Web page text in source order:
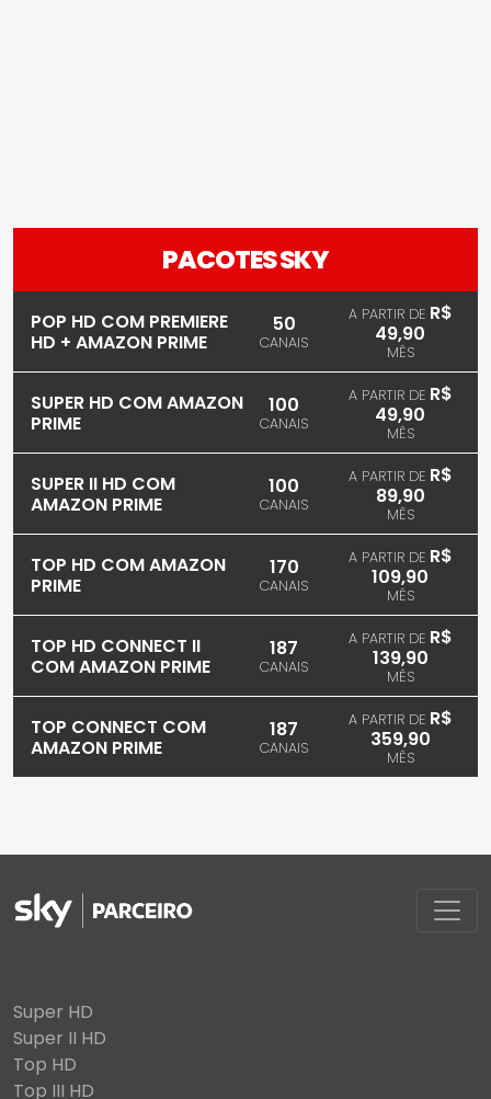
PACOTES SKY
POP HD COM PREMIERE
HD + AMAZON PRIME
50
CANAIS
A PARTIR DE R$
49,90
MÊS
SUPER HD COM AMAZON
PRIME
100
CANAIS
A PARTIR DE R$
49,90
MÊS
SUPER II HD COM
AMAZON PRIME
100
CANAIS
A PARTIR DE R$
89,90
MÊS
TOP HD COM AMAZON
PRIME
170
CANAIS
A PARTIR DE R$
109,90
MÊS
TOP HD CONNECT II
COM AMAZON PRIME
187
CANAIS
A PARTIR DE R$
139,90
MÊS
TOP CONNECT COM
AMAZON PRIME
187
CANAIS
A PARTIR DE R$
359,90
MÊS
Super HD
Super II HD
Top HD
Top III HD